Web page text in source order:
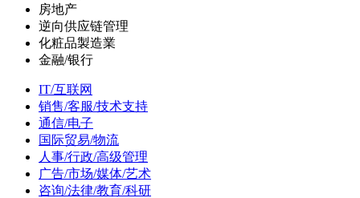
房地产
逆向供应链管理
化粧品製造業
金融/银行
IT/互联网
销售/客服/技术支持
通信/电子
国际贸易/物流
人事/行政/高级管理
广告/市场/媒体/艺术
咨询/法律/教育/科研